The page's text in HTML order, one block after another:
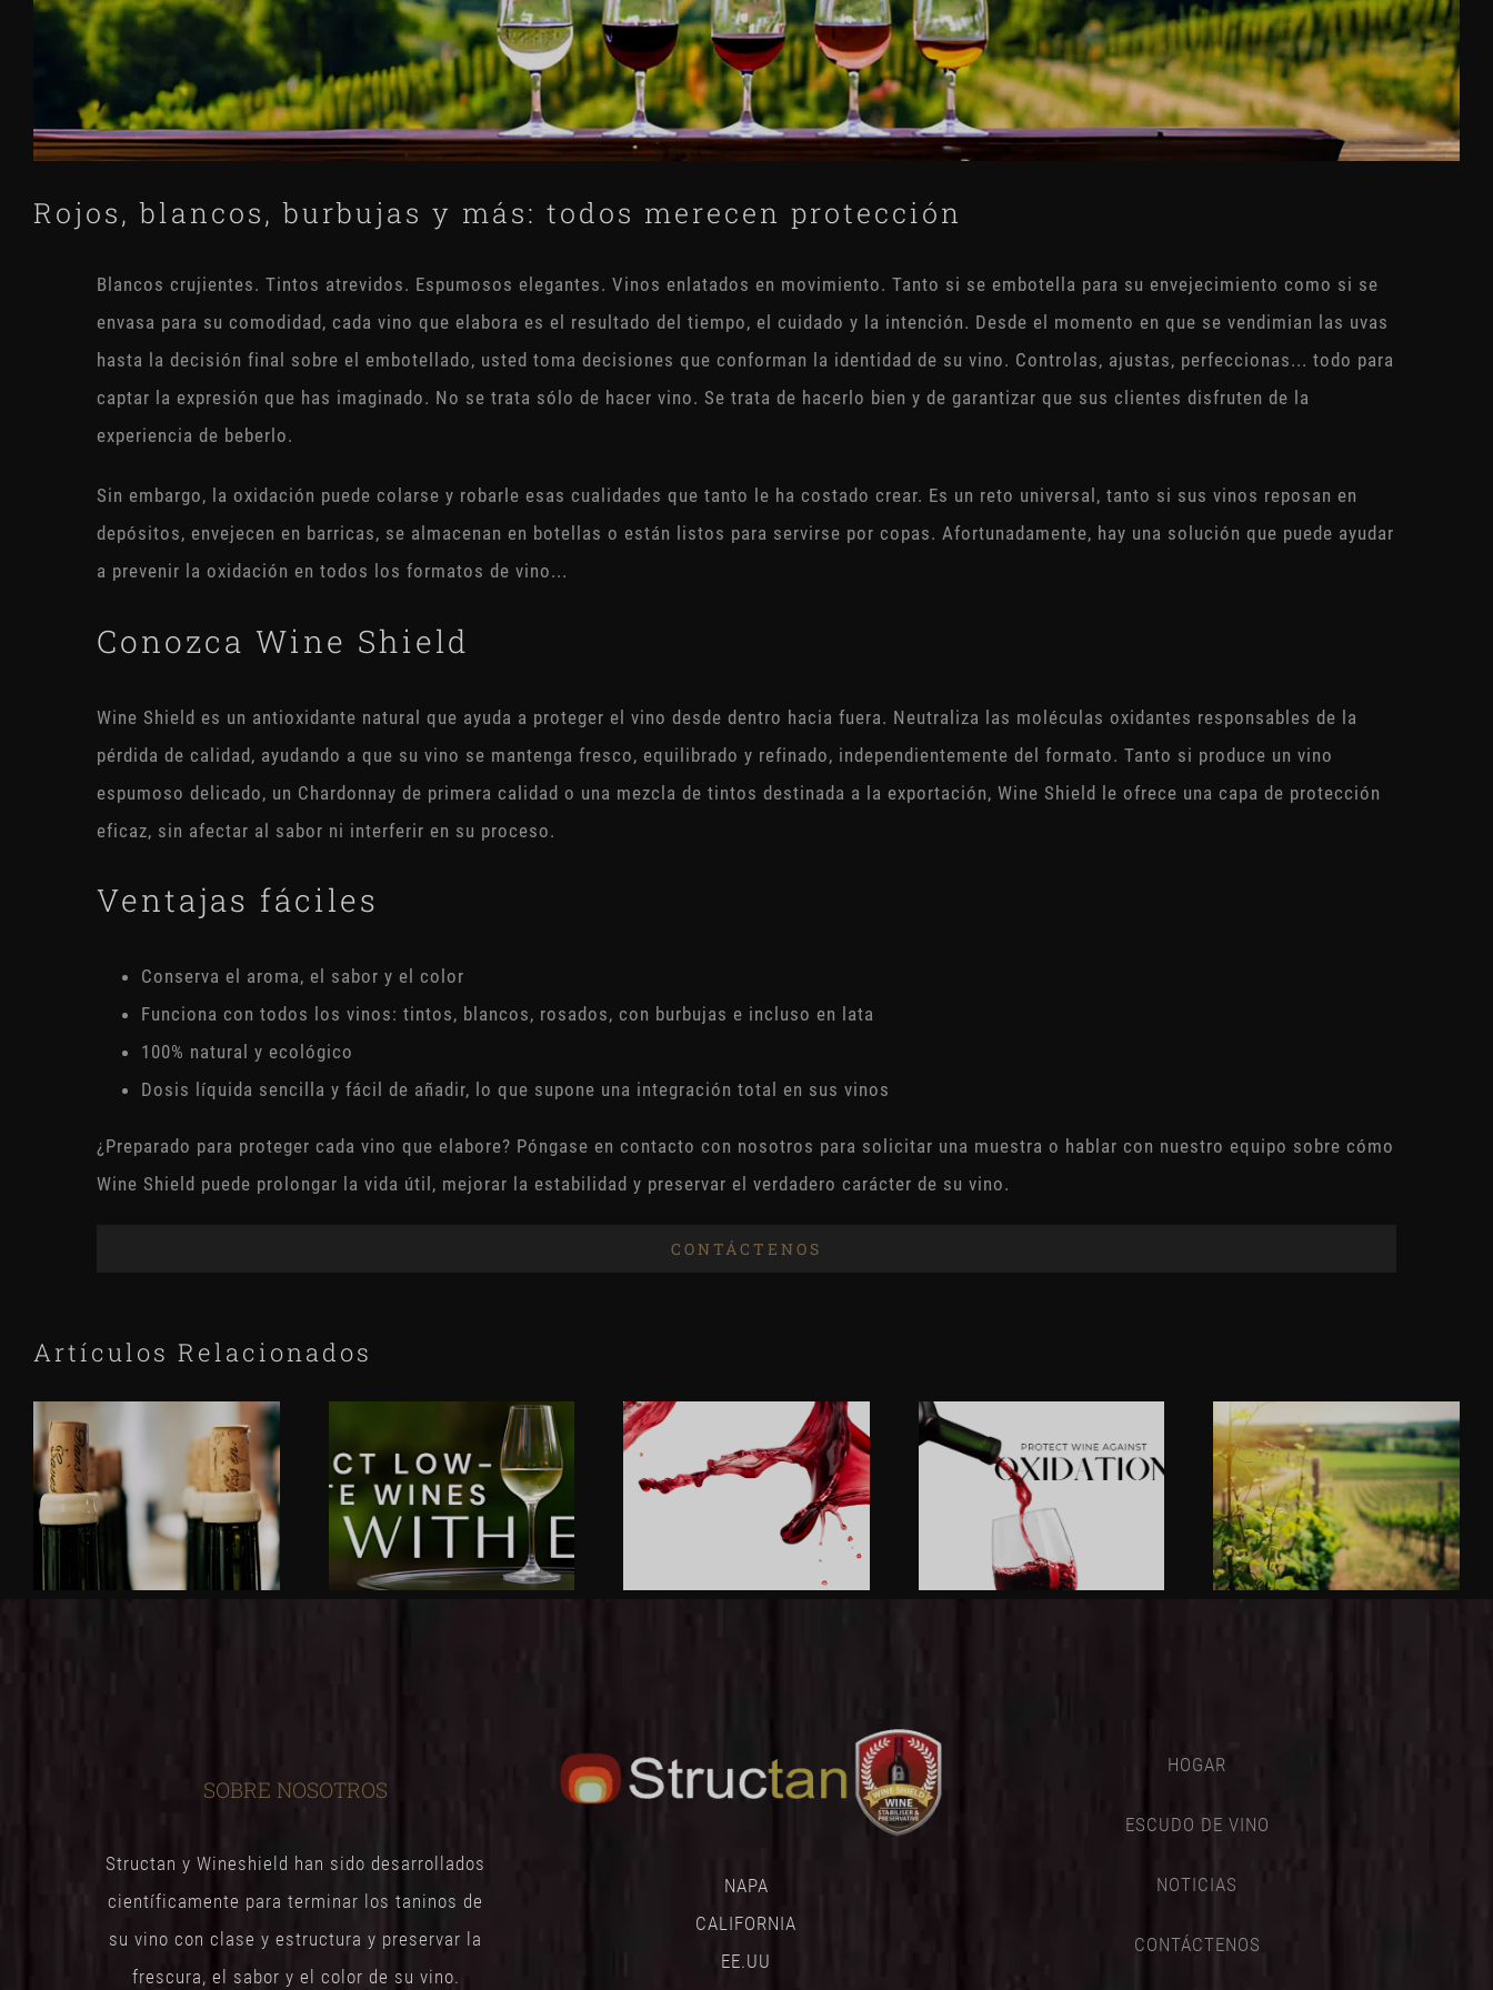
Rojos, blancos, burbujas y más: todos merecen protección
Blancos crujientes. Tintos atrevidos. Espumosos elegantes. Vinos enlatados en movimiento. Tanto si se embotella para su envejecimiento como si se
envasa para su comodidad, cada vino que elabora es el resultado del tiempo, el cuidado y la intención. Desde el momento en que se vendimian las uvas
hasta la decisión final sobre el embotellado, usted toma decisiones que conforman la identidad de su vino. Controlas, ajustas, perfeccionas... todo para
captar la expresión que has imaginado. No se trata sólo de hacer vino. Se trata de hacerlo bien y de garantizar que sus clientes disfruten de la
experiencia de beberlo.
Sin embargo, la oxidación puede colarse y robarle esas cualidades que tanto le ha costado crear. Es un reto universal, tanto si sus vinos reposan en
depósitos, envejecen en barricas, se almacenan en botellas o están listos para servirse por copas. Afortunadamente, hay una solución que puede ayudar
a prevenir la oxidación en todos los formatos de vino...
Conozca Wine Shield
Wine Shield es un antioxidante natural que ayuda a proteger el vino desde dentro hacia fuera. Neutraliza las moléculas oxidantes responsables de la
pérdida de calidad, ayudando a que su vino se mantenga fresco, equilibrado y refinado, independientemente del formato. Tanto si produce un vino
espumoso delicado, un Chardonnay de primera calidad o una mezcla de tintos destinada a la exportación, Wine Shield le ofrece una capa de protección
eficaz, sin afectar al sabor ni interferir en su proceso.
Ventajas fáciles
Conserva el aroma, el sabor y el color
Funciona con todos los vinos: tintos, blancos, rosados, con burbujas e incluso en lata
100% natural y ecológico
Dosis líquida sencilla y fácil de añadir, lo que supone una integración total en sus vinos
¿Preparado para proteger cada vino que elabore? Póngase en contacto con nosotros para solicitar una muestra o hablar con nuestro equipo sobre cómo
Wine Shield puede prolongar la vida útil, mejorar la estabilidad y preservar el verdadero carácter de su vino.
CONTÁCTENOS
Artículos Relacionados
SOBRE NOSOTROS
Structan y Wineshield han sido desarrollados
científicamente para terminar los taninos de
su vino con clase y estructura y preservar la
frescura, el sabor y el color de su vino.
NAPA
CALIFORNIA
EE.UU
HOGAR
ESCUDO DE VINO
NOTICIAS
CONTÁCTENOS